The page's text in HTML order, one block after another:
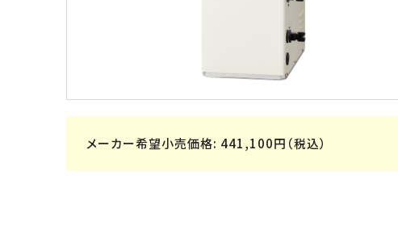
メーカー希望小売価格: 441,100円（税込）